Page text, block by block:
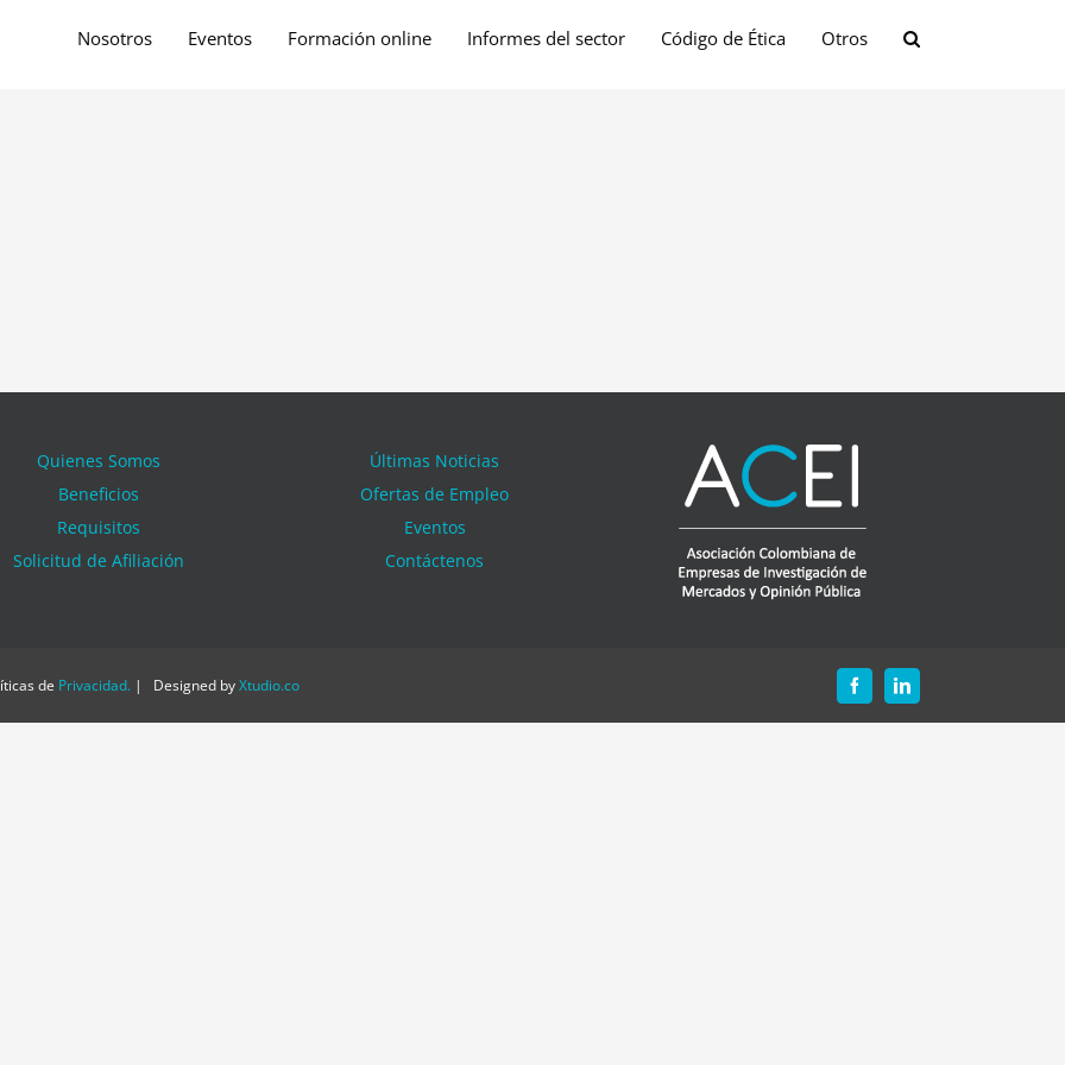
Nosotros Eventos Formación online Informes del sector Código de Ética Otros
Quienes Somos
Beneficios
Requisitos
Solicitud de Afiliación
Últimas Noticias
Ofertas de Empleo
Eventos
Contáctenos
de Privacidad. | Designed byXtudio.co FacebookLinkedIn